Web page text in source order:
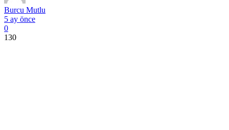
Burcu Mutlu
5 ay önce
0
130